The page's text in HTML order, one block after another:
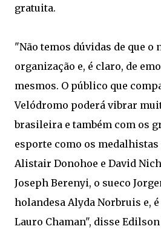
gratuita.
"Não temos dúvidas de que o
organização e, é claro, de
mesmos. O público que
Velódromo poderá vibrar
brasileira e também com os
esporte como os
Alistair Donohoe e David
Joseph Berenyi, o sueco
holandesa Alyda Norbruis e,
Lauro Chaman", disse Edilson